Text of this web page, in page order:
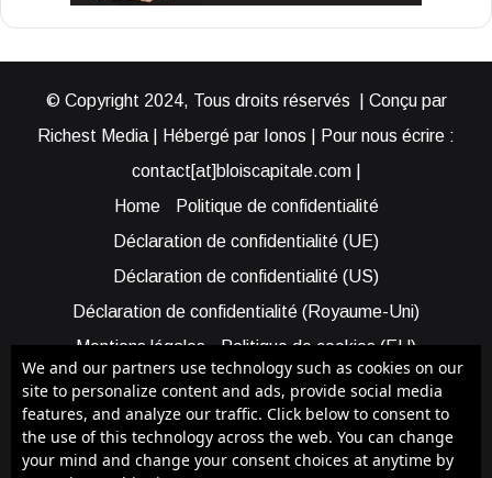
© Copyright 2024, Tous droits réservés | Conçu par
Richest Media | Hébergé par Ionos | Pour nous écrire :
contact[at]bloiscapitale.com |
Home
Politique de confidentialité
Déclaration de confidentialité (UE)
Déclaration de confidentialité (US)
Déclaration de confidentialité (Royaume-Uni)
Mentions légales
Politique de cookies (EU)
Cookie Policy (AUS)
Cookie Policy (US)
Qui sommes-nous ?
Participer à Blois Capitale
Bénéficier d’une assistance
We and our partners use technology such as cookies on our
site to personalize content and ads, provide social media
features, and analyze our traffic. Click below to consent to
the use of this technology across the web. You can change
your mind and change your consent choices at anytime by